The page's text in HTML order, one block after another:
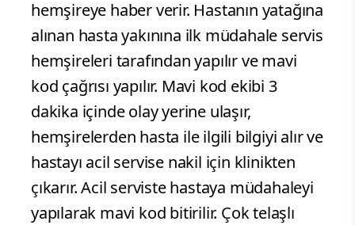
hemşireye haber verir. Hastanın yatağına
alınan hasta yakınına ilk müdahale servis
hemşireleri tarafından yapılır ve mavi
kod çağrısı yapılır. Mavi kod ekibi 3
dakika içinde olay yerine ulaşır,
hemşirelerden hasta ile ilgili bilgiyi alır ve
hastayı acil servise nakil için klinikten
çıkarır. Acil serviste hastaya müdahaleyi
yapılarak mavi kod bitirilir. Çok telaşlı